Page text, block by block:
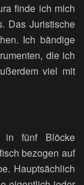
finde ich mich
Das Juristische
Ich bändige
die ich
viel mit
in fünf Blöcke
bezogen auf
Hauptsächlich